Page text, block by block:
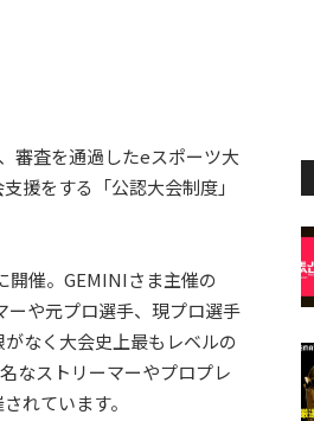
審査を通過したeスポーツ大
援をする「公認大会制度」
開催。GEMINIさま主催の
ーや元プロ選手、現プロ選手
なく大会史上最もレベルの
なストリーマーやプロプレ
れています。